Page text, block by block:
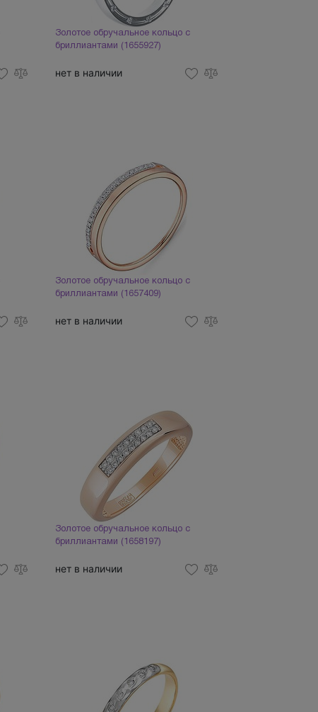
Золотое обручальное кольцо с
бриллиантами (1655927)
нет в наличии
Золотое обручальное кольцо с
бриллиантами (1657409)
нет в наличии
Золотое обручальное кольцо с
бриллиантами (1658197)
нет в наличии